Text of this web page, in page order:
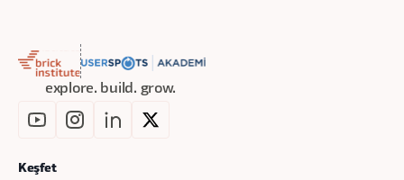
explore. build. grow.
Keşfet